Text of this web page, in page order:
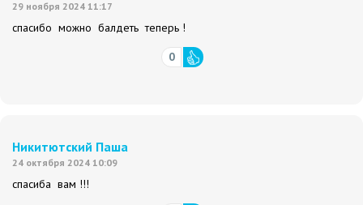
29 ноября 2024 11:17
спасибо можно балдеть теперь !
0
Никитютский Паша
24 октября 2024 10:09
спасиба вам !!!